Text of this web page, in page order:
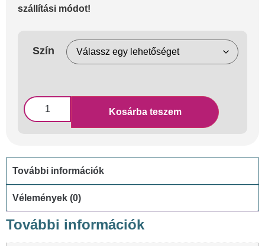
szállítási módot!
Szín
Kosárba teszem
További információk
Vélemények (0)
További információk